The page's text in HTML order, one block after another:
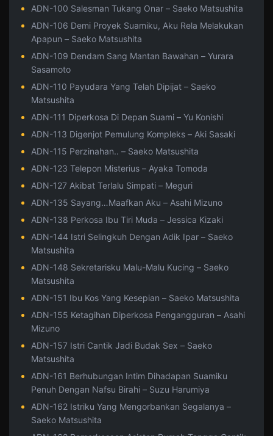
ADN-100 Salesman Tukang Onar – Saeko Matsushita
ADN-106 Demi Proyek Suamiku, Aku Rela Melakukan
Apapun – Saeko Matsushita
ADN-109 Dendam Sang Mantan Bawahan – Yurara
Sasamoto
ADN-110 Payudara Yang Telah Dipijat – Saeko
Matsushita
ADN-111 Diperkosa Di Depan Suami – Yu Konishi
ADN-113 Digenjot Pemulung Kompleks – Aki Sasaki
ADN-115 Perzinahan.. – Saeko Matsushita
ADN-123 Telepon Misterius – Ayaka Tomoda
ADN-127 Akibat Terlalu Simpati – Meguri
ADN-135 Sayang…Maafkan Aku – Asahi Mizuno
ADN-138 Perkosa Ibu Tiri Muda – Jessica Kizaki
ADN-144 Istri Selingkuh Dengan Adik Ipar – Saeko
Matsushita
ADN-148 Sekretarisku Malu-Malu Kucing – Saeko
Matsushita
ADN-151 Ibu Kos Yang Kesepian – Saeko Matsushita
ADN-155 Ketagihan Diperkosa Pengangguran – Asahi
Mizuno
ADN-157 Istri Cantik Jadi Budak Sex – Saeko
Matsushita
ADN-161 Berhubungan Intim Dihadapan Suamiku
Penuh Dengan Nafsu Birahi – Suzu Harumiya
ADN-162 Istriku Yang Mengorbankan Segalanya –
Saeko Matsushita